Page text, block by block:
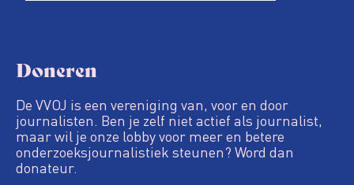
Doneren
De VVOJ is een vereniging van, voor en door
journalisten. Ben je zelf niet actief als journalist,
maar wil je onze lobby voor meer en betere
onderzoeksjournalistiek steunen? Word dan
donateur.